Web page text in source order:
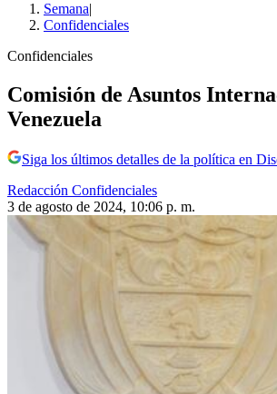
Semana|
Confidenciales
Confidenciales
Comisión de Asuntos
Venezuela
Siga los últimos detalles de la política en
Redacción Confidenciales
3 de agosto de 2024, 10:06 p. m.